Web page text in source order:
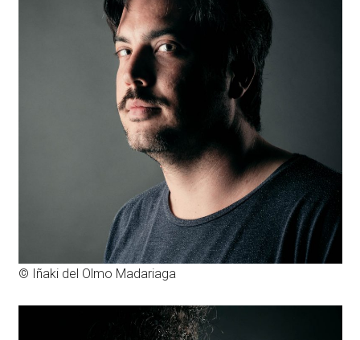
© Iñaki del Olmo Madariaga